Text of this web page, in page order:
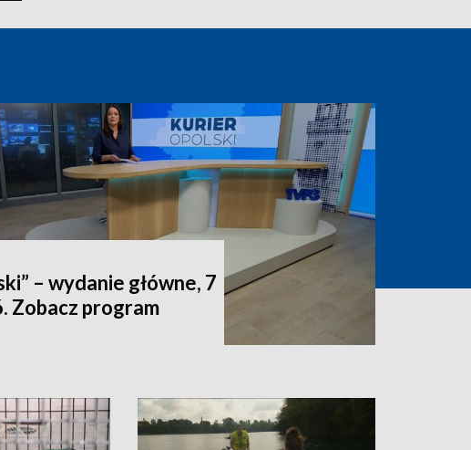
– wydanie główne, 7
Zobacz program